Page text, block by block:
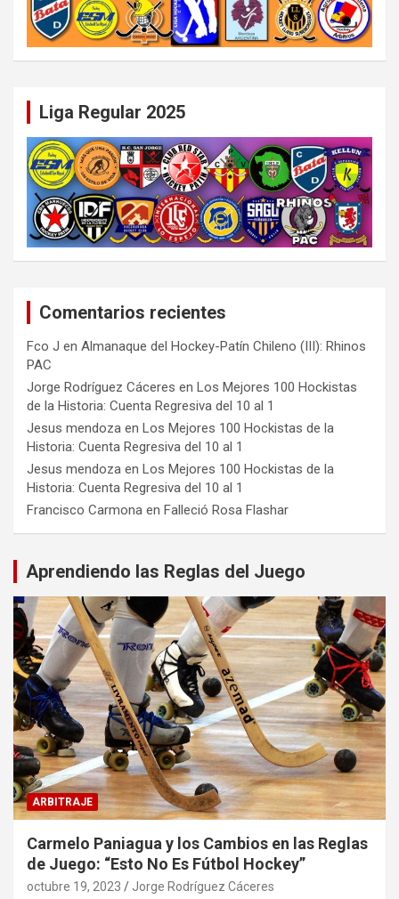
Liga Regular 2025
Comentarios recientes
Fco J en Almanaque del Hockey-Patín Chileno (III): Rhinos
PAC
Jorge Rodríguez Cáceres en Los Mejores 100 Hockistas
de la Historia: Cuenta Regresiva del 10 al 1
Jesus mendoza en Los Mejores 100 Hockistas de la
Historia: Cuenta Regresiva del 10 al 1
Jesus mendoza en Los Mejores 100 Hockistas de la
Historia: Cuenta Regresiva del 10 al 1
Francisco Carmona en Falleció Rosa Flashar
Aprendiendo las Reglas del Juego
ARBITRAJE
Carmelo Paniagua y los Cambios en las Reglas
de Juego: “Esto No Es Fútbol Hockey”
octubre 19, 2023 Jorge Rodríguez Cáceres